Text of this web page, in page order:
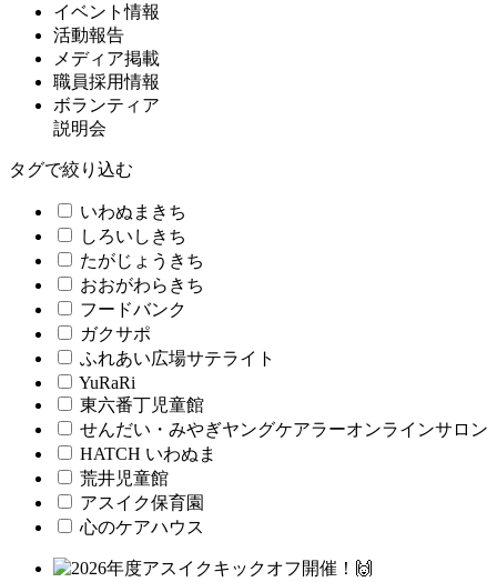
イベント情報
活動報告
メディア掲載
職員採用情報
ボランティア
説明会
タグで絞り込む
いわぬまきち
しろいしきち
たがじょうきち
おおがわらきち
フードバンク
ガクサポ
ふれあい広場サテライト
YuRaRi
東六番丁児童館
せんだい・みやぎヤングケアラーオンラインサロン
HATCH いわぬま
荒井児童館
アスイク保育園
心のケアハウス